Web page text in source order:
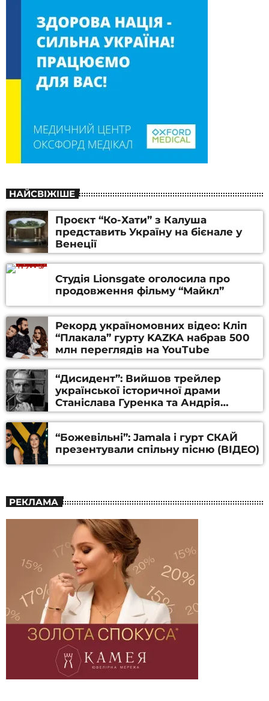
НАЙСВІЖІШЕ
Проєкт “Ко-Хати” з Калуша
представить Україну на бієнале у
Венеції
Студія Lionsgate оголосила про
продовження фільму “Майкл”
Рекорд україномовних відео: Кліп
“Плакала” гурту KAZKA набрав 500
млн переглядів на YouTube
“Дисидент”: Вийшов трейлер
української історичної драми
Станіслава Гуренка та Андрія
Алфьорова (ВІДЕО)
“Божевільні”: Jamala і гурт СКАЙ
презентували спільну пісню (ВІДЕО)
РЕКЛАМА